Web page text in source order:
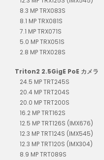
8.3 MP TRX083S
8.1 MP TRX081S
7.1 MP TRX071S
5.0 MP TRX051S
2.8 MP TRX028S
Triton2 2.5GigE PoE カメラ
24.5 MP TRT245S
20.4 MP TRT204S
20.0 MP TRT200S
16.2 MP TRT162S
12.5 MP TRT126S (IMX676)
12.3 MP TRT124S (IMX545)
12.3 MP TRT120S (IMX304)
8.9 MP TRT089S